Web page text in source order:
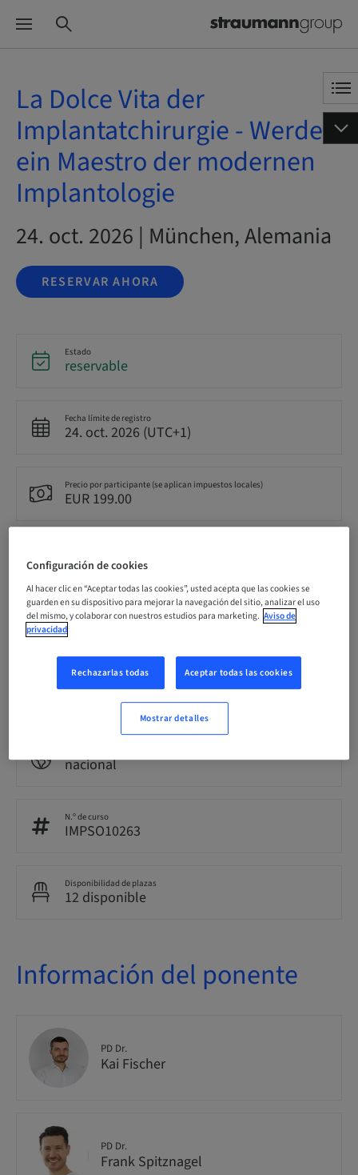
La Dolce Vita der
Implantatchirurgie - Werde
ein Maestro der modernen
Implantologie
24. oct. 2026 | München, Alemania
RESERVAR AHORA
Estado
reservable
Fecha límite de registro
24. oct. 2026 (UTC+1)
Precio por participante (se aplican impuestos locales)
EUR 199.00
Alemán
Puntos
8.00 Puntos
Clase teórica con práctica
nacional
N.º de curso
IMPSO10263
Disponibilidad de plazas
12 disponible
Información del ponente
PD Dr.
Kai Fischer
PD Dr.
Frank Spitznagel
Configuración de cookies
Al hacer clic en “Aceptar todas las cookies”, usted acepta que las cookies se
guarden en su dispositivo para mejorar la navegación del sitio, analizar el uso
del mismo, y colaborar con nuestros estudios para marketing. Aviso de
privacidad
Rechazarlas todas Aceptar todas las cookies
Mostrar detalles